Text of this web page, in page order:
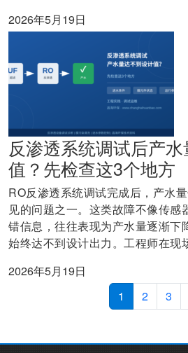
2026年5月19日
反渗透系统调试后产
值？先检查这3个地方
RO反渗透系统调试完成后，产水
见的问题之一。这类故障不像传感
错信息，往往表现为产水量逐渐下
始终达不到设计出力。工程师在现
2026年5月19日
1 2 3